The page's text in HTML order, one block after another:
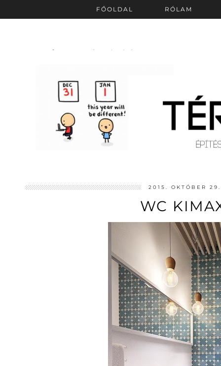
FŐOLDAL RÓLAM
2015. OKTÓBER
WC